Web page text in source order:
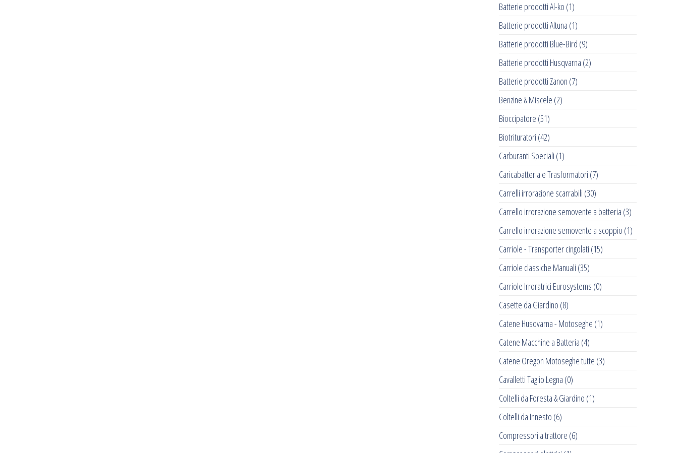
Batterie prodotti Al-ko (1)
Batterie prodotti Altuna (1)
Batterie prodotti Blue-Bird (9)
Batterie prodotti Husqvarna (2)
Batterie prodotti Zanon (7)
Benzine & Miscele (2)
Bioccipatore (51)
Biotrituratori (42)
Carburanti Speciali (1)
Caricabatteria e Trasformatori (7)
Carrelli irrorazione scarrabili (30)
Carrello irrorazione semovente a batteria (3)
Carrello irrorazione semovente a scoppio (1)
Carriole - Transporter cingolati (15)
Carriole classiche Manuali (35)
Carriole Irroratrici Eurosystems (0)
Casette da Giardino (8)
Catene Husqvarna - Motoseghe (1)
Catene Macchine a Batteria (4)
Catene Oregon Motoseghe tutte (3)
Cavalletti Taglio Legna (0)
Coltelli da Foresta & Giardino (1)
Coltelli da Innesto (6)
Compressori a trattore (6)